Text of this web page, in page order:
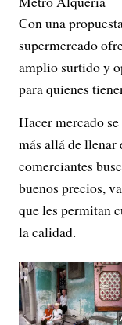
Con una
supermercado
amplio surtido y
para quienes
Hacer mercado
más allá de
comerciantes
buenos precios,
que les permitan
la calidad.